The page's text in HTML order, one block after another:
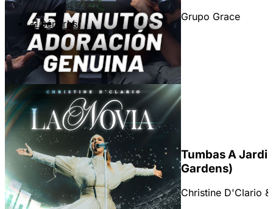
Géneros
Grupo Grace
Tumbas A
Gardens)
Christine D'Clario